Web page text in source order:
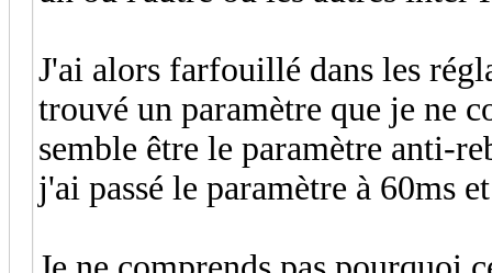
J'ai alors farfouillé dans les
trouvé un paramètre que je ne
semble être le paramètre anti-
j'ai passé le paramètre à 60ms